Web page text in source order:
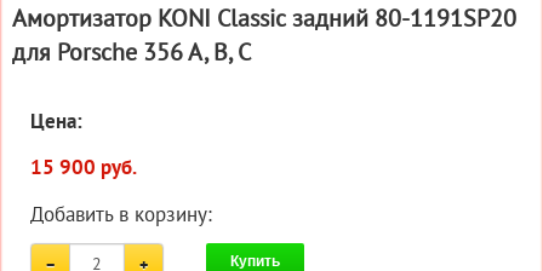
Амортизатор KONI Classic задний 80-1191SP20
для Porsche 356 A, B, C
Цена:
15 900 руб.
Добавить в корзину:
Купить